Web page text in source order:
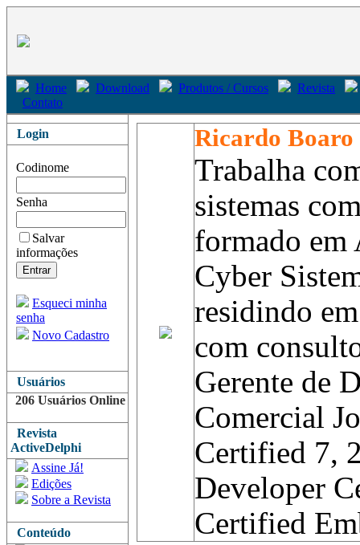
Home Download Produtos / Cursos
Revista
Contato
Login
Codinome
Senha
Salvar
informações
Esqueci minha
senha
Novo Cadastro
Usuários
206 Usuários Online
Revista
ActiveDelphi
Assine Já!
Edições
Sobre a Revista
Conteúdo
Ricardo Boaro
Trabalha
sistemas
formado em
Cyber
residindo
com
Gerente de
Comercial
Certified 7,
Developer
Certified